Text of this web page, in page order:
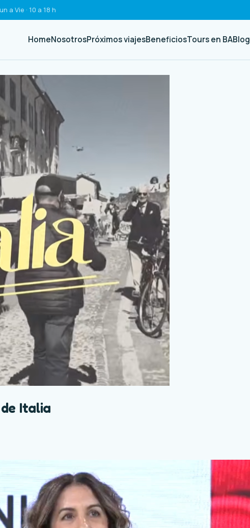
a Vie · 10 a 18 h
HomeNosotrosPróximos viajesBeneficiosTours en BABlog
Italia